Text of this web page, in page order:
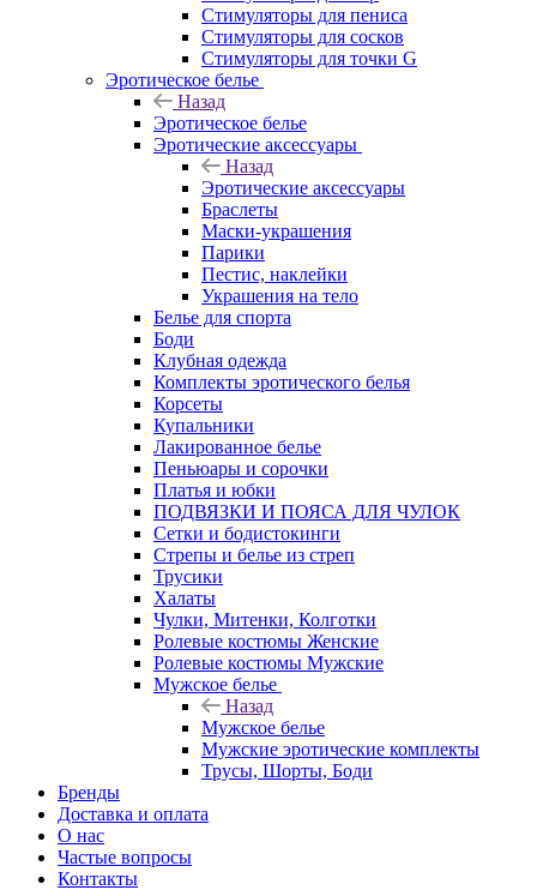
Стимуляторы для пениса
Стимуляторы для сосков
Стимуляторы для точки G
Эротическое белье
Назад
Эротическое белье
Эротические аксессуары
Назад
Эротические аксессуары
Браслеты
Маски-украшения
Парики
Пестис, наклейки
Украшения на тело
Белье для спорта
Боди
Клубная одежда
Комплекты эротического белья
Корсеты
Купальники
Лакированное белье
Пеньюары и сорочки
Платья и юбки
ПОДВЯЗКИ И ПОЯСА ДЛЯ ЧУЛОК
Сетки и бодистокинги
Стрепы и белье из стреп
Трусики
Халаты
Чулки, Митенки, Колготки
Ролевые костюмы Женские
Ролевые костюмы Мужские
Мужское белье
Назад
Мужское белье
Мужские эротические комплекты
Трусы, Шорты, Боди
Бренды
Доставка и оплата
О нас
Частые вопросы
Контакты